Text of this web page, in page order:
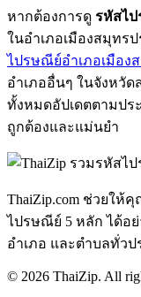
หากต้องการดู รหัสไ
ในอำเภอเมืองสมุทร
ไปรษณีย์อำเภอเมือง
อำเภออื่นๆ ในจังหวั
ทั้งหมดอัปเดตตามปร
ถูกต้องและแม่นยำ
ThaiZip.com ช่วยใ
ไปรษณีย์ 5 หลัก ได้อ
อำเภอ และตำบลทั่วป
© 2026 ThaiZip. All